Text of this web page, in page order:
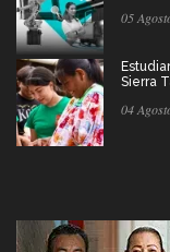
05
Sierra
04